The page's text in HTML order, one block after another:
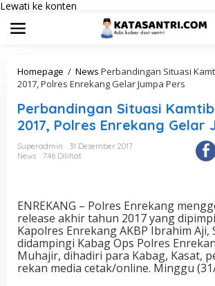
Lewati ke konten
Homepage / News Perbandingan Situasi
2017, Polres Enrekang Gelar Jumpa Pers
Perbandingan Situasi
2017, Polres Enrekang Gelar
Superadmin
31 Desember 2017
News
746 Dilihat
ENREKANG – Polres Enrekang
release akhir tahun 2017 yang
Kapolres Enrekang AKBP Ibrahim Aji,
didampingi Kabag Ops Polres
Muhajir, dihadiri para Kabag, Kasat,
rekan media cetak/online. Minggu